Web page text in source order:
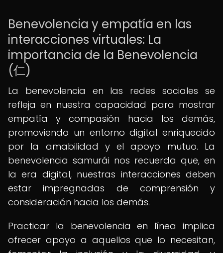
Benevolencia y empatía en las
interacciones virtuales: La
importancia de la Benevolencia
(仁)
La benevolencia en las redes sociales se
refleja en nuestra capacidad para mostrar
empatía y compasión hacia los demás,
promoviendo un entorno digital enriquecido
por la amabilidad y el apoyo mutuo. La
benevolencia samurái nos recuerda que, en
la era digital, nuestras interacciones deben
estar impregnadas de comprensión y
consideración hacia los demás.
Practicar la benevolencia en línea implica
ofrecer apoyo a aquellos que lo necesitan,